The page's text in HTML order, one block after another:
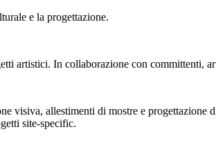
e la progettazione.
artistici. In collaborazione con committenti,
visiva, allestimenti di mostre e
site-specific.